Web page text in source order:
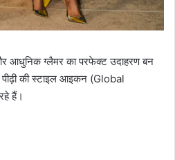
आधुनिक ग्लैमर का परफेक्ट उदाहरण बन
की स्टाइल आइकन (Global
हैं।